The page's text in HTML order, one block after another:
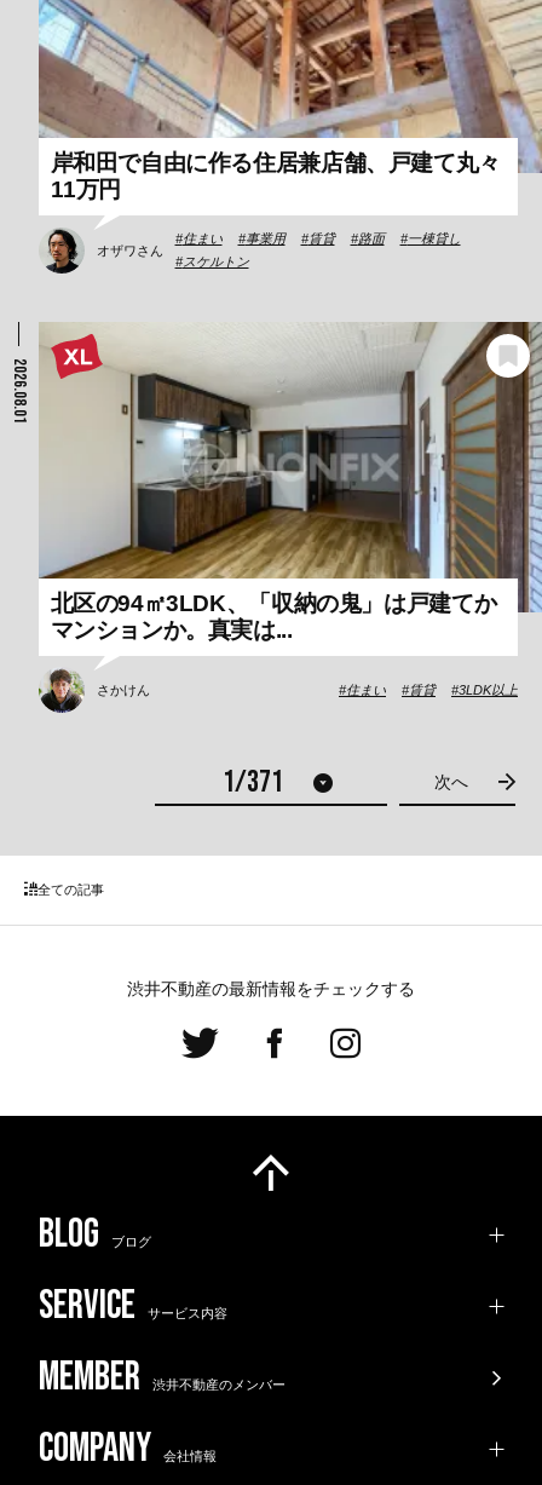
岸和田で自由に作る住居兼店舗、戸建て丸々
11万円
オザワさん
住まい 事業用 賃貸 路面
一棟貸し
スケルトン
2026.08.01
北区の94㎡3LDK、「収納の鬼」は戸建てか
マンションか。真実は...
さかけん 住まい 賃貸 3LDK以上
次へ
全ての記事
渋井不動産の最新情報をチェックする
ブログ
サービス内容
渋井不動産のメンバー
会社情報